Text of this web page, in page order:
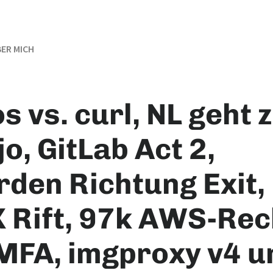
MICH
vs. curl, NL geht
GitLab Act 2,
Richtung Exit,
Rift, 97k AWS-
imgproxy v4